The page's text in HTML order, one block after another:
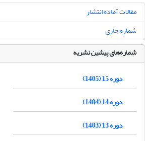
مقالات آماده انتشار
شماره جاری
شماره‌های پیشین نشریه
دوره 15 (1405)
دوره 14 (1404)
دوره 13 (1403)